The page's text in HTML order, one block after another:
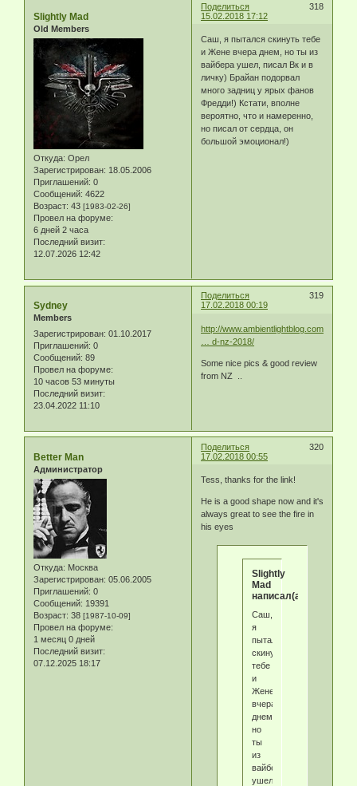
Поделиться
318
15.02.2018 17:12
Slightly Mad
Old Members
Откуда: Орел
Зарегистрирован: 18.05.2006
Приглашений: 0
Сообщений: 4622
Возраст: 43 [1983-02-26]
Провел на форуме:
6 дней 2 часа
Последний визит:
12.07.2026 12:42
Саш, я пытался скинуть тебе
и Жене вчера днем, но ты из
вайбера ушел, писал Вк и в
личку) Брайан подорвал
много задниц у ярых фанов
Фредди!) Кстати, вполне
вероятно, что и намеренно,
но писал от сердца, он
большой эмоционал!)
Поделиться
319
17.02.2018 00:19
Sydney
Members
Зарегистрирован: 01.10.2017
Приглашений: 0
Сообщений: 89
Провел на форуме:
10 часов 53 минуты
Последний визит:
23.04.2022 11:10
http://www.ambientlightblog.com/robbie-
… d-nz-2018/
Some nice pics & good review
from NZ ..
Поделиться
320
17.02.2018 00:55
Better Man
Администратор
Откуда: Москва
Зарегистрирован: 05.06.2005
Приглашений: 0
Сообщений: 19391
Возраст: 38 [1987-10-09]
Провел на форуме:
1 месяц 0 дней
Последний визит:
07.12.2025 18:17
Tess, thanks for the link!
He is a good shape now and it's
always great to see the fire in
his eyes
Slightly
Mad
написал(а):
Саш,
я
пытался
скинуть
тебе
и
Жене
вчера
днем,
но
ты
из
вайбера
ушел,